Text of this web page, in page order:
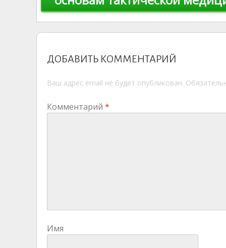
ДОБАВИТЬ КОММЕНТАРИЙ
Ваш адрес email не будет опубликован.
Комментарий *
Имя